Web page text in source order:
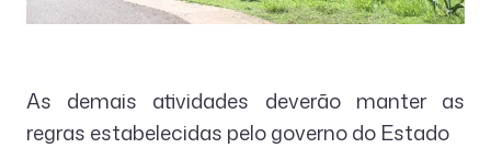
As demais atividades deverão manter as
regras estabelecidas pelo governo do Estado